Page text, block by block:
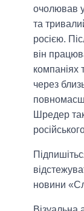
очолював
та
росією.
він
компаніях
через
Шредер
новини